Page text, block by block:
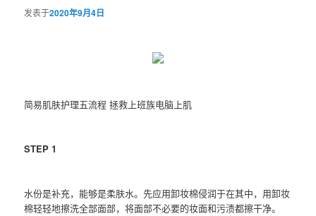
发表于2020年9月4日
简易肌肤护理五流程 拯救上班族电脑上肌
STEP 1
水份是补充，能够是柔肤水。先应用卸妆棉侵润于在其中，用卸妆
棉轻轻地擦洗全部面部，将面部不必要的妆面和污渍都擦干净。